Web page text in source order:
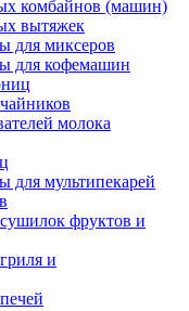
комбайнов (машин)
вытяжек
для миксеров
для кофемашин
молока
для мультипекарей
фруктов и
и